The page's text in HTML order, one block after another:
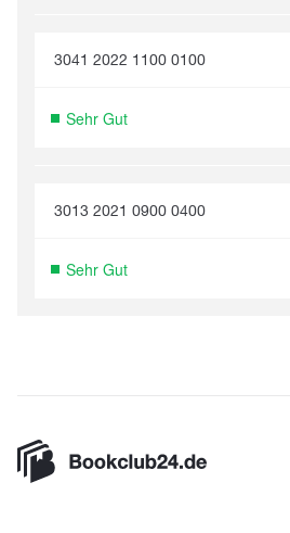
3041 2022 1100 0100
Sehr Gut
3013 2021 0900 0400
Sehr Gut